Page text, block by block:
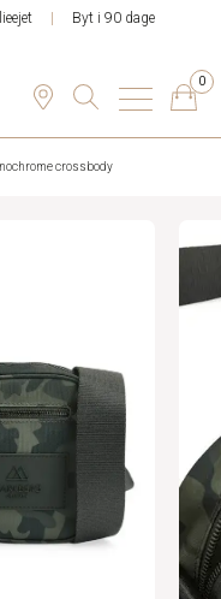
Byt i 90 dage
0
crossbody